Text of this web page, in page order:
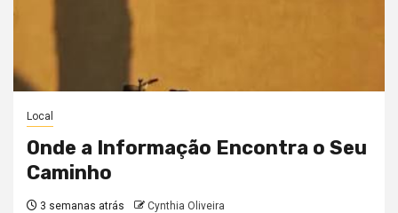
Local
Onde a Informação Encontra o Seu
Caminho
3 semanas atrás Cynthia Oliveira